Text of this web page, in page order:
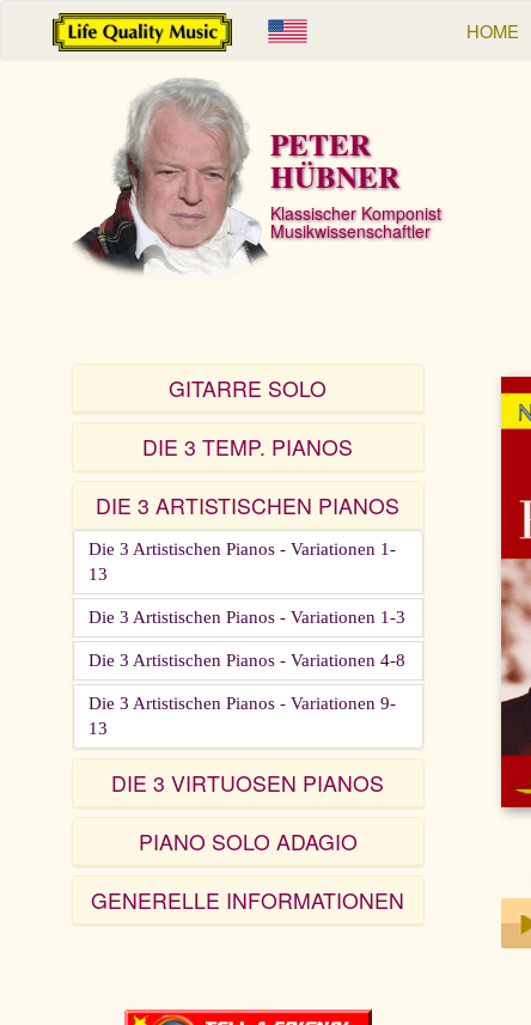
HOME
PETER
HÜBNER
Klassischer Komponist
Musikwissenschaftler
GITARRE SOLO
DIE 3 TEMP. PIANOS
DIE 3 ARTISTISCHEN PIANOS
Die 3 Artistischen Pianos - Variationen 1-
13
Die 3 Artistischen Pianos - Variationen 1-3
Die 3 Artistischen Pianos - Variationen 4-8
Die 3 Artistischen Pianos - Variationen 9-
13
DIE 3 VIRTUOSEN PIANOS
PIANO SOLO ADAGIO
GENERELLE INFORMATIONEN